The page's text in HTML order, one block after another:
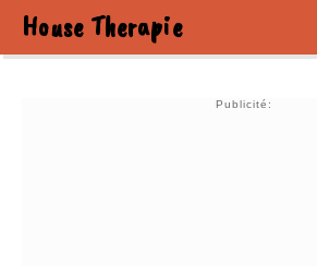
House Therapie
Publicité: